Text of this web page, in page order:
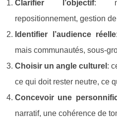
Clarifier l’objectif:
repositionnement, gestion
Identifier l’audience réelle
mais communautés, sous-
Choisir un angle culturel :
ce qui doit rester neutre, ce
Concevoir une
narratif, une cohérence de